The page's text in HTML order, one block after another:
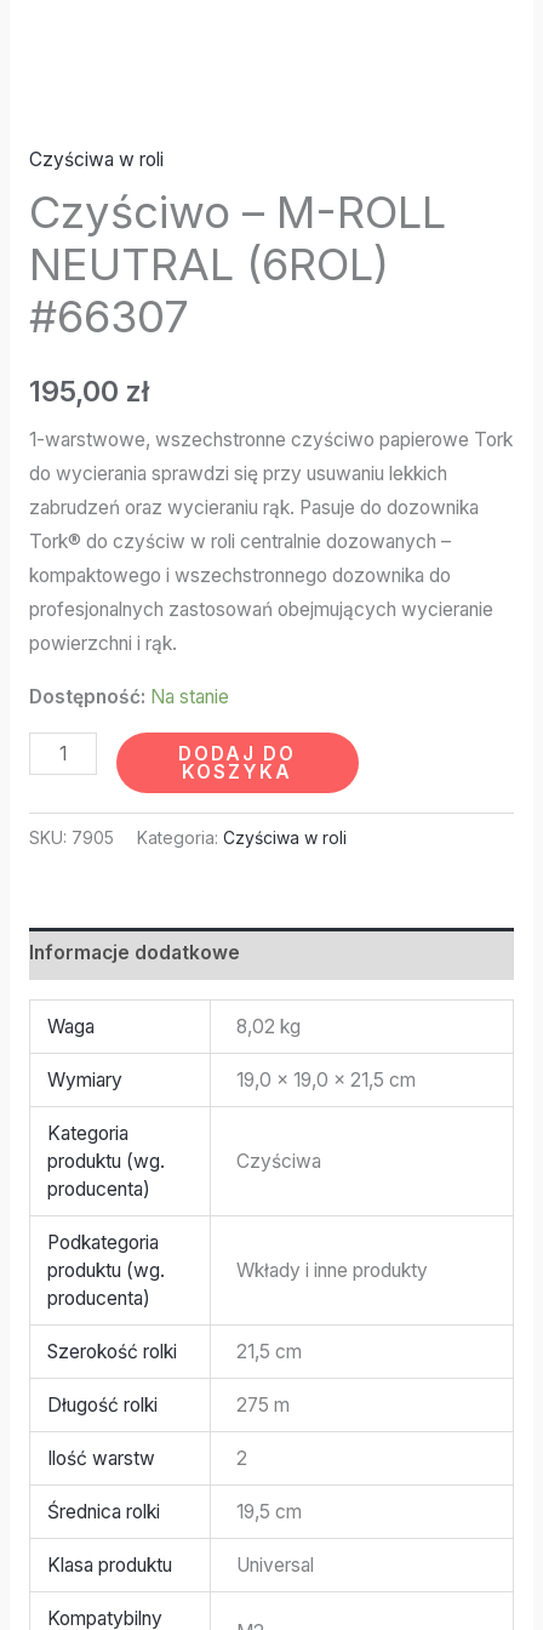
Czyściwa w roli
Czyściwo – M-ROLL
NEUTRAL (6ROL)
#66307
195,00 zł
1-warstwowe, wszechstronne czyściwo papierowe Tork
do wycierania sprawdzi się przy usuwaniu lekkich
zabrudzeń oraz wycieraniu rąk. Pasuje do dozownika
Tork® do czyściw w roli centralnie dozowanych –
kompaktowego i wszechstronnego dozownika do
profesjonalnych zastosowań obejmujących wycieranie
powierzchni i rąk.
Dostępność: Na stanie
DODAJ DO
KOSZYKA
SKU: 7905 Kategoria: Czyściwa w roli
Informacje dodatkowe
Waga 8,02 kg
Wymiary 19,0 × 19,0 × 21,5 cm
Kategoria
produktu (wg.
producenta)
Czyściwa
Podkategoria
produktu (wg.
producenta)
Wkłady i inne produkty
Szerokość rolki 21,5 cm
Długość rolki 275 m
Ilość warstw 2
Średnica rolki 19,5 cm
Klasa produktu Universal
Kompatybilny